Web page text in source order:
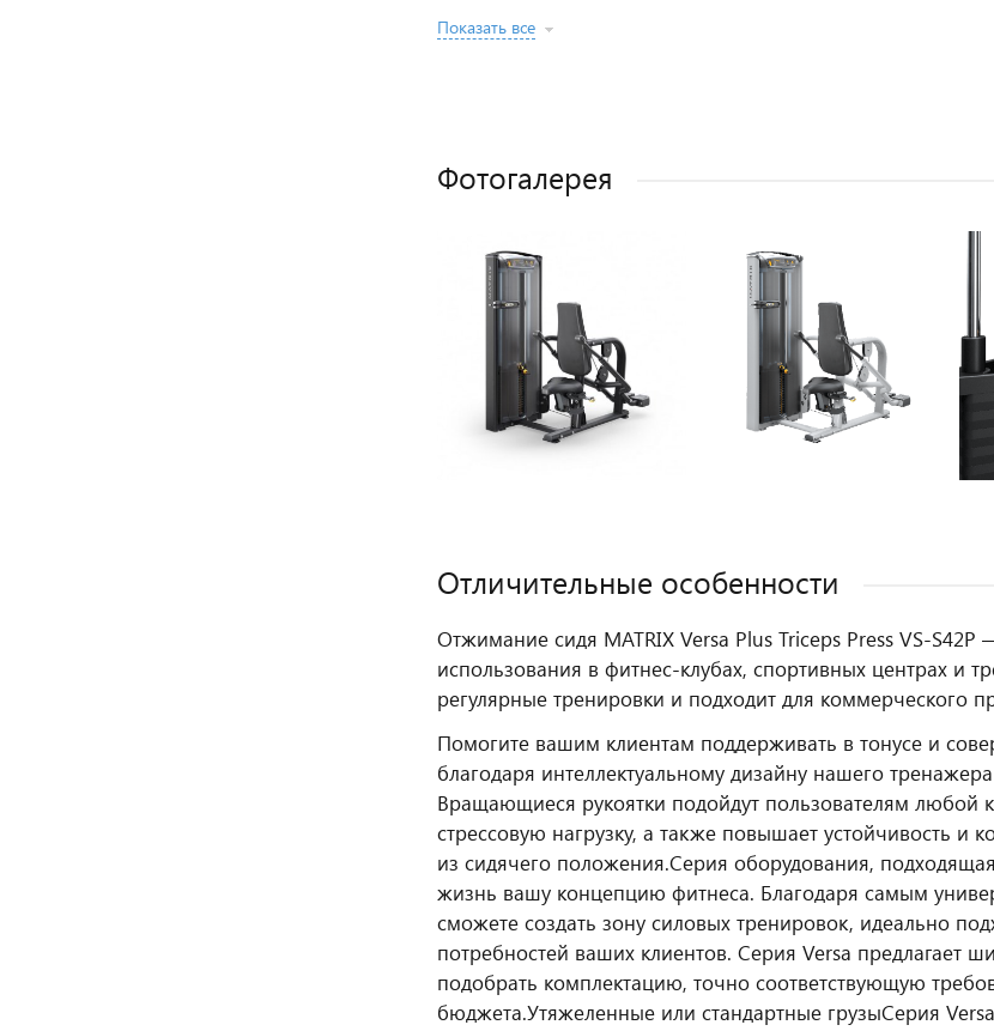
Показать все
Фотогалерея
Отличительные особенности
Отжимание сидя MATRIX Versa Plus Triceps Press VS-
использования в фитнес‑клубах, спортивных центрах и
регулярные тренировки и подходит для коммерческого
Помогите вашим клиентам поддерживать в тонусе и
благодаря интеллектуальному дизайну нашего
Вращающиеся рукоятки подойдут пользователям любой
стрессовую нагрузку, а также повышает устойчивость и
из сидячего положения.Серия оборудования,
жизнь вашу концепцию фитнеса. Благодаря самым
сможете создать зону силовых тренировок, идеально
потребностей ваших клиентов. Серия Versa предлагает
подобрать комплектацию, точно соответствующую
бюджета.Утяжеленные или стандартные грузыСерия